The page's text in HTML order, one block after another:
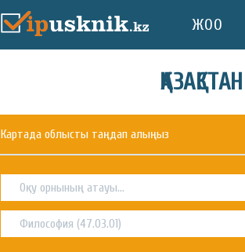
ЖОО
Картада облысты таңдап алыңыз